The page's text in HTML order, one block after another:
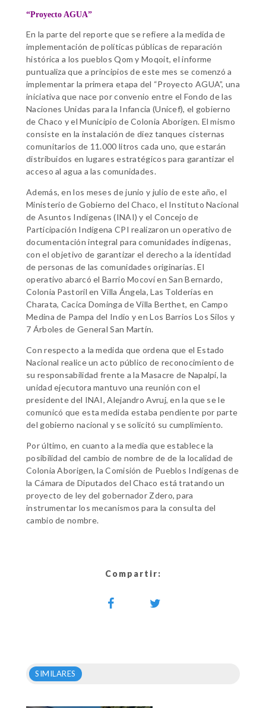
“Proyecto AGUA”
En la parte del reporte que se refiere a la medida de
implementación de políticas públicas de reparación
histórica a los pueblos Qom y Moqoit, el informe
puntualiza que a principios de este mes se comenzó a
implementar la primera etapa del “Proyecto AGUA”, una
iniciativa que nace por convenio entre el Fondo de las
Naciones Unidas para la Infancia (Unicef), el gobierno
de Chaco y el Municipio de Colonia Aborigen. El mismo
consiste en la instalación de diez tanques cisternas
comunitarios de 11.000 litros cada uno, que estarán
distribuidos en lugares estratégicos para garantizar el
acceso al agua a las comunidades.
Además, en los meses de junio y julio de este año, el
Ministerio de Gobierno del Chaco, el Instituto Nacional
de Asuntos Indígenas (INAI) y el Concejo de
Participación Indígena CPI realizaron un operativo de
documentación integral para comunidades indígenas,
con el objetivo de garantizar el derecho a la identidad
de personas de las comunidades originarias. El
operativo abarcó el Barrio Mocoví en San Bernardo,
Colonia Pastoril en Villa Ángela, Las Tolderías en
Charata, Cacica Dominga de Villa Berthet, en Campo
Medina de Pampa del Indio y en Los Barrios Los Silos y
7 Árboles de General San Martín.
Con respecto a la medida que ordena que el Estado
Nacional realice un acto público de reconocimiento de
su responsabilidad frente a la Masacre de Napalpí, la
unidad ejecutora mantuvo una reunión con el
presidente del INAI, Alejandro Avruj, en la que se le
comunicó que esta medida estaba pendiente por parte
del gobierno nacional y se solicitó su cumplimiento.
Por último, en cuanto a la media que establece la
posibilidad del cambio de nombre de de la localidad de
Colonia Aborigen, la Comisión de Pueblos Indígenas de
la Cámara de Diputados del Chaco está tratando un
proyecto de ley del gobernador Zdero, para
instrumentar los mecanismos para la consulta del
cambio de nombre.
Compartir:
SIMILARES